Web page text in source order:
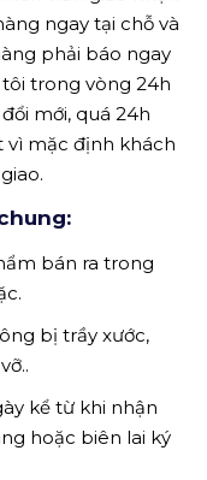
ngay tại chỗ và
phải báo ngay
trong vòng 24h
mới, quá 24h
vì mặc định khách
bán ra trong
bị trầy xước,
kể từ khi nhận
hoặc biên lai ký